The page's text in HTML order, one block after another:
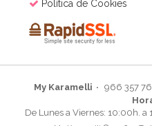
Política de Cookies
My Karamelli 966 357
De Lunes a Viernes: 10:00h. a